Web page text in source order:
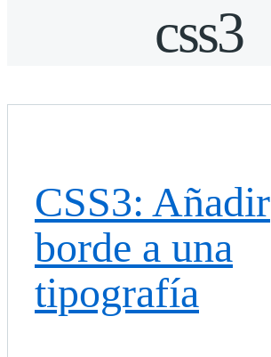
css3
CSS3: Añadir
borde a una
tipografía